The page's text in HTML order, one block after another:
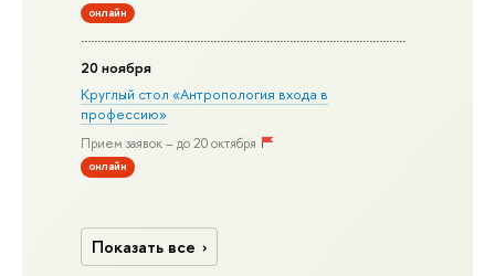
онлайн
20 ноября
Круглый стол «Антропология входа в
профессию»
Прием заявок – до 20 октября
онлайн
Показать все